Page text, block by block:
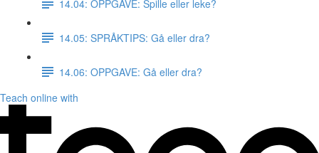
14.04: OPPGAVE: Spille eller leke?
14.05: SPRÅKTIPS: Gå eller dra?
14.06: OPPGAVE: Gå eller dra?
Teach online with